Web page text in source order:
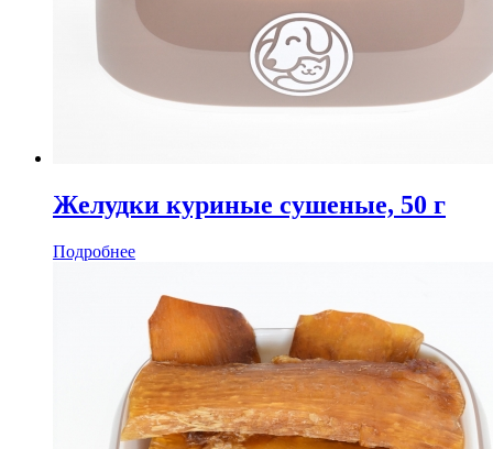
Желудки куриные сушеные, 50 г
Подробнее